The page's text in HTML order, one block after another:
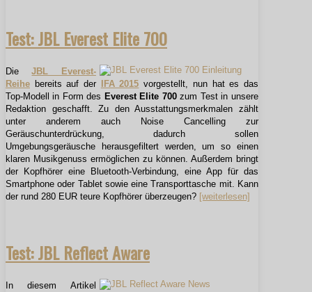
Test: JBL Everest Elite 700
DieJBL Everest-
Reihe bereits auf der IFA 2015 vorgestellt, nun hat es das
Top-Modell in Form des Everest Elite 700zum Test in unsere
Redaktion geschafft. Zu den Ausstattungsmerkmalen zählt
unter anderem auch Noise Cancelling zur
Geräuschunterdrückung, dadurch sollen
Umgebungsgeräusche herausgefiltert werden, um so einen
klaren Musikgenuss ermöglichen zu können. Außerdem bringt
der Kopfhörer eine Bluetooth-Verbindung, eine App für das
Smartphone oder Tablet sowie eine Transporttasche mit. Kann
der rund 280 EUR teure Kopfhörer überzeugen? [weiterlesen]
Test: JBL Reflect Aware
In diesem Artikel